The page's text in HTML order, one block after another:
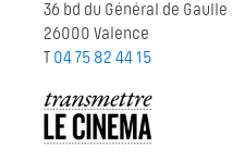
36 bd du Général de Gaulle
26000 Valence
T 04 75 82 44 15